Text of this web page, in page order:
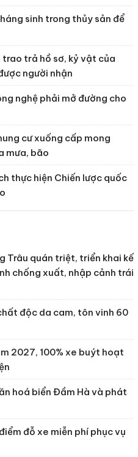
sinh trong thủy sản để
trả hồ sơ, kỷ vật của
người nhận
nghệ phải mở đường cho
cư xuống cấp mong
mưa, bão
thực hiện Chiến lược quốc
Trâu quán triệt, triển khai kế
chống xuất, nhập cảnh trái
độc da cam, tôn vinh 60
2027, 100% xe buýt hoạt
hoá biển Đầm Hà và phát
đỗ xe miễn phí phục vụ